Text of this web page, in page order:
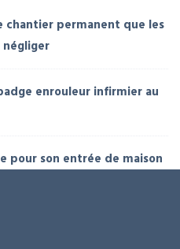
chantier permanent que les
enrouleur infirmier au
pour son entrée de maison